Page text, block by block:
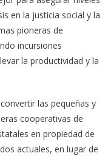
en la justicia social y la
pioneras de
incursiones
la productividad y la
las pequeñas y
cooperativas de
en propiedad de
actuales, en lugar de